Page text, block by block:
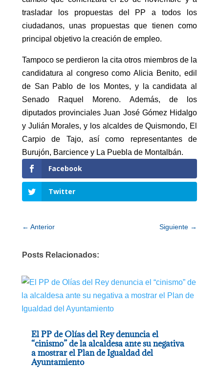
trasladar los propuestas del PP a todos los
ciudadanos, unas propuestas que tienen como
principal objetivo la creación de empleo.
Tampoco se perdieron la cita otros miembros de la
candidatura al congreso como Alicia Benito, edil
de San Pablo de los Montes, y la candidata al
Senado Raquel Moreno. Además, de los
diputados provinciales Juan José Gómez Hidalgo
y Julián Morales, y los alcaldes de Quismondo, El
Carpio de Tajo, así como representantes de
Burujón, Barcience y La Puebla de Montalbán.
Facebook
Twitter
← Anterior Siguiente →
Posts Relacionados:
El PP de Olías del Rey denuncia el
“cinismo” de la alcaldesa ante su negativa
a mostrar el Plan de Igualdad del
Ayuntamiento